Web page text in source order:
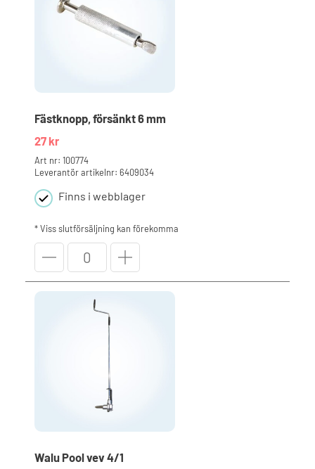
Fästknopp, försänkt 6 mm
27 kr
Leverantör artikelnr: 6409034
Art nr: 100774
Finns i webblager
* Viss slutförsäljning kan förekomma
Fästknopp,
försänkt
6
mm
mängd
Walu Pool vev 4/1